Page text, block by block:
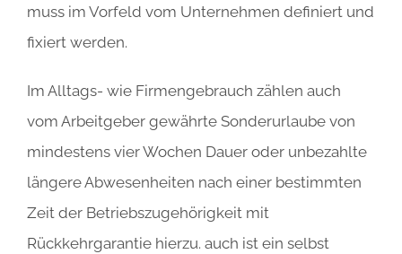
muss im Vorfeld vom Unternehmen definiert und
fixiert werden.
Im Alltags- wie Firmengebrauch zählen auch
vom Arbeitgeber gewährte Sonderurlaube von
mindestens vier Wochen Dauer oder unbezahlte
längere Abwesenheiten nach einer bestimmten
Zeit der Betriebszugehörigkeit mit
Rückkehrgarantie hierzu. auch ist ein selbst